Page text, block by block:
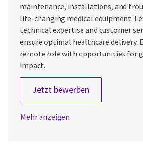
maintenance, installations, and
life-changing medical equipment.
technical expertise and customer
ensure optimal healthcare delivery.
remote role with opportunities for
impact.
Jetzt bewerbenImaging Field
Mehr anzeigen